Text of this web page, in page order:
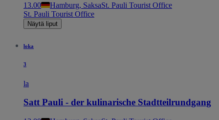
13.00 Hamburg, SaksaSt. Pauli Tourist Office
St. Pauli Tourist Office
Näytä liput
loka
3
la
Satt Pauli - der kulinarische Stadtteilrundgang